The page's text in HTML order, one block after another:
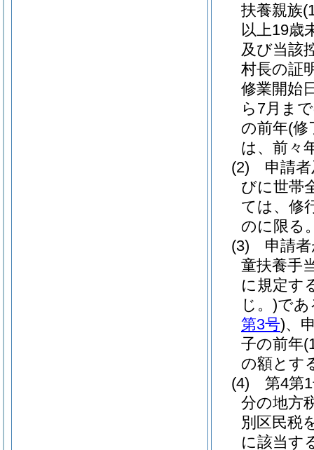
扶養親族
以上19歳
及び当該
村長の証
修業開始
ら7月ま
の前年(修
は、前々
(2) 申請者
びに世帯
ては、修
のに限る
(3) 申請者
童扶養手
に規定す
じ。)であ
第3号)、
子の前年
の額とす
(4) 第4第1
分の地方
別区民税
に該当す